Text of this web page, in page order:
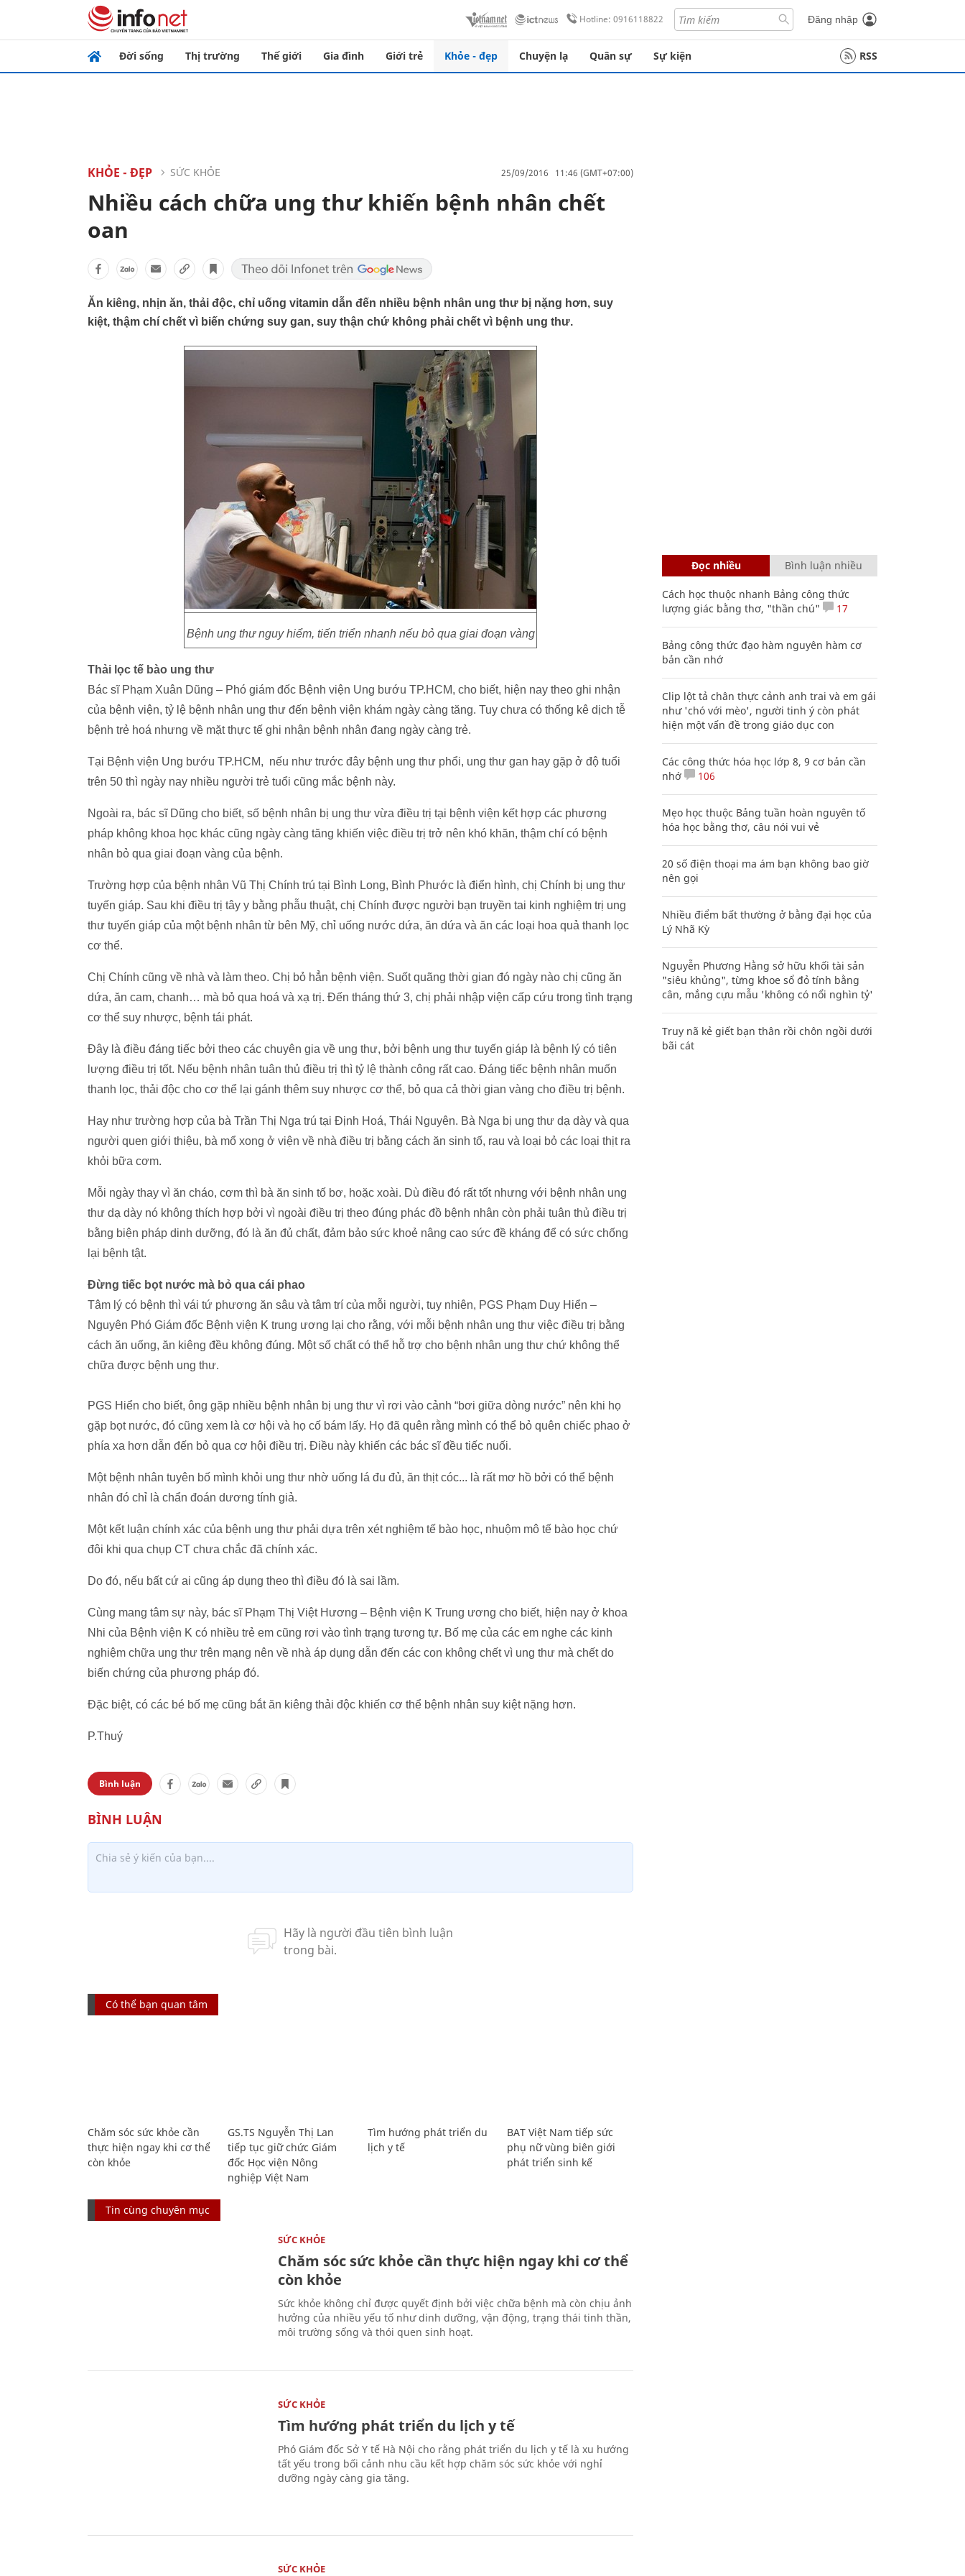
Hotline: 0916118822 Đăng nhập
Đời sống Thị trường Thế giới Gia đình Giới trẻ Khỏe - đẹp Chuyện lạ Quân sự Sự kiện RSS
KHỎE - ĐẸP SỨC KHỎE 25/09/2016 11:46 (GMT+07:00)
Nhiều cách chữa ung thư khiến bệnh nhân chết
oan
Ăn kiêng, nhịn ăn, thải độc, chỉ uống vitamin dẫn đến nhiều bệnh nhân ung thư bị nặng hơn, suy
kiệt, thậm chí chết vì biến chứng suy gan, suy thận chứ không phải chết vì bệnh ung thư.
Bệnh ung thư nguy hiểm, tiến triển nhanh nếu bỏ qua giai đoạn vàng
Thải lọc tế bào ung thư
Bác sĩ Phạm Xuân Dũng – Phó giám đốc Bệnh viện Ung bướu TP.HCM, cho biết, hiện nay theo ghi nhận
của bệnh viện, tỷ lệ bệnh nhân ung thư đến bệnh viện khám ngày càng tăng. Tuy chưa có thống kê dịch tễ
bệnh trẻ hoá nhưng về mặt thực tế ghi nhận bệnh nhân đang ngày càng trẻ.
Tại Bệnh viện Ung bướu TP.HCM, nếu như trước đây bệnh ung thư phổi, ung thư gan hay gặp ở độ tuổi
trên 50 thì ngày nay nhiều người trẻ tuổi cũng mắc bệnh này.
Ngoài ra, bác sĩ Dũng cho biết, số bệnh nhân bị ung thư vừa điều trị tại bệnh viện kết hợp các phương
pháp không khoa học khác cũng ngày càng tăng khiến việc điều trị trở nên khó khăn, thậm chí có bệnh
nhân bỏ qua giai đoạn vàng của bệnh.
Trường hợp của bệnh nhân Vũ Thị Chính trú tại Bình Long, Bình Phước là điển hình, chị Chính bị ung thư
tuyến giáp. Sau khi điều trị tây y bằng phẫu thuật, chị Chính được người bạn truyền tai kinh nghiệm trị ung
thư tuyến giáp của một bệnh nhân từ bên Mỹ, chỉ uống nước dứa, ăn dứa và ăn các loại hoa quả thanh lọc
cơ thể.
Chị Chính cũng về nhà và làm theo. Chị bỏ hẳn bệnh viện. Suốt quãng thời gian đó ngày nào chị cũng ăn
dứa, ăn cam, chanh… mà bỏ qua hoá và xạ trị. Đến tháng thứ 3, chị phải nhập viện cấp cứu trong tình trạng
cơ thể suy nhược, bệnh tái phát.
Đây là điều đáng tiếc bởi theo các chuyên gia về ung thư, bởi bệnh ung thư tuyến giáp là bệnh lý có tiên
lượng điều trị tốt. Nếu bệnh nhân tuân thủ điều trị thì tỷ lệ thành công rất cao. Đáng tiếc bệnh nhân muốn
thanh lọc, thải độc cho cơ thể lại gánh thêm suy nhược cơ thể, bỏ qua cả thời gian vàng cho điều trị bệnh.
Hay như trường hợp của bà Trần Thị Nga trú tại Định Hoá, Thái Nguyên. Bà Nga bị ung thư dạ dày và qua
người quen giới thiệu, bà mổ xong ở viện về nhà điều trị bằng cách ăn sinh tố, rau và loại bỏ các loại thịt ra
khỏi bữa cơm.
Mỗi ngày thay vì ăn cháo, cơm thì bà ăn sinh tố bơ, hoặc xoài. Dù điều đó rất tốt nhưng với bệnh nhân ung
thư dạ dày nó không thích hợp bởi vì ngoài điều trị theo đúng phác đồ bệnh nhân còn phải tuân thủ điều trị
bằng biện pháp dinh dưỡng, đó là ăn đủ chất, đảm bảo sức khoẻ nâng cao sức đề kháng để có sức chống
lại bệnh tật.
Đừng tiếc bọt nước mà bỏ qua cái phao
Tâm lý có bệnh thì vái tứ phương ăn sâu và tâm trí của mỗi người, tuy nhiên, PGS Phạm Duy Hiển –
Nguyên Phó Giám đốc Bệnh viện K trung ương lại cho rằng, với mỗi bệnh nhân ung thư việc điều trị bằng
cách ăn uống, ăn kiêng đều không đúng. Một số chất có thể hỗ trợ cho bệnh nhân ung thư chứ không thể
chữa được bệnh ung thư.
PGS Hiển cho biết, ông gặp nhiều bệnh nhân bị ung thư vì rơi vào cảnh “bơi giữa dòng nước” nên khi họ
gặp bọt nước, đó cũng xem là cơ hội và họ cố bám lấy. Họ đã quên rằng mình có thể bỏ quên chiếc phao ở
phía xa hơn dẫn đến bỏ qua cơ hội điều trị. Điều này khiến các bác sĩ đều tiếc nuối.
Một bệnh nhân tuyên bố mình khỏi ung thư nhờ uống lá đu đủ, ăn thịt cóc... là rất mơ hồ bởi có thể bệnh
nhân đó chỉ là chẩn đoán dương tính giả.
Một kết luận chính xác của bệnh ung thư phải dựa trên xét nghiệm tế bào học, nhuộm mô tế bào học chứ
đôi khi qua chụp CT chưa chắc đã chính xác.
Do đó, nếu bất cứ ai cũng áp dụng theo thì điều đó là sai lầm.
Cùng mang tâm sự này, bác sĩ Phạm Thị Việt Hương – Bệnh viện K Trung ương cho biết, hiện nay ở khoa
Nhi của Bệnh viện K có nhiều trẻ em cũng rơi vào tình trạng tương tự. Bố mẹ của các em nghe các kinh
nghiệm chữa ung thư trên mạng nên về nhà áp dụng dẫn đến các con không chết vì ung thư mà chết do
biến chứng của phương pháp đó.
Đặc biệt, có các bé bố mẹ cũng bắt ăn kiêng thải độc khiến cơ thể bệnh nhân suy kiệt nặng hơn.
P.Thuý
Bình luận
Có thể bạn quan tâm
Chăm sóc sức khỏe cần
thực hiện ngay khi cơ thể
còn khỏe
GS.TS Nguyễn Thị Lan
tiếp tục giữ chức Giám
đốc Học viện Nông
nghiệp Việt Nam
Tìm hướng phát triển du
lịch y tế
BAT Việt Nam tiếp sức
phụ nữ vùng biên giới
phát triển sinh kế
Tin cùng chuyên mục
SỨC KHỎE
Chăm sóc sức khỏe cần thực hiện ngay khi cơ thể
còn khỏe
Sức khỏe không chỉ được quyết định bởi việc chữa bệnh mà còn chịu ảnh
hưởng của nhiều yếu tố như dinh dưỡng, vận động, trạng thái tinh thần,
môi trường sống và thói quen sinh hoạt.
SỨC KHỎE
Tìm hướng phát triển du lịch y tế
Phó Giám đốc Sở Y tế Hà Nội cho rằng phát triển du lịch y tế là xu hướng
tất yếu trong bối cảnh nhu cầu kết hợp chăm sóc sức khỏe với nghỉ
dưỡng ngày càng gia tăng.
SỨC KHỎE
Đọc nhiều Bình luận nhiều
Cách học thuộc nhanh Bảng công thức
lượng giác bằng thơ, "thần chú"
17
Bảng công thức đạo hàm nguyên hàm cơ
bản cần nhớ
Clip lột tả chân thực cảnh anh trai và em gái
như 'chó với mèo', người tinh ý còn phát
hiện một vấn đề trong giáo dục con
Các công thức hóa học lớp 8, 9 cơ bản cần
nhớ
106
Mẹo học thuộc Bảng tuần hoàn nguyên tố
hóa học bằng thơ, câu nói vui vẻ
20 số điện thoại ma ám bạn không bao giờ
nên gọi
Nhiều điểm bất thường ở bằng đại học của
Lý Nhã Kỳ
Nguyễn Phương Hằng sở hữu khối tài sản
"siêu khủng", từng khoe sổ đỏ tính bằng
cân, mắng cựu mẫu 'không có nổi nghìn tỷ'
Truy nã kẻ giết bạn thân rồi chôn ngồi dưới
bãi cát